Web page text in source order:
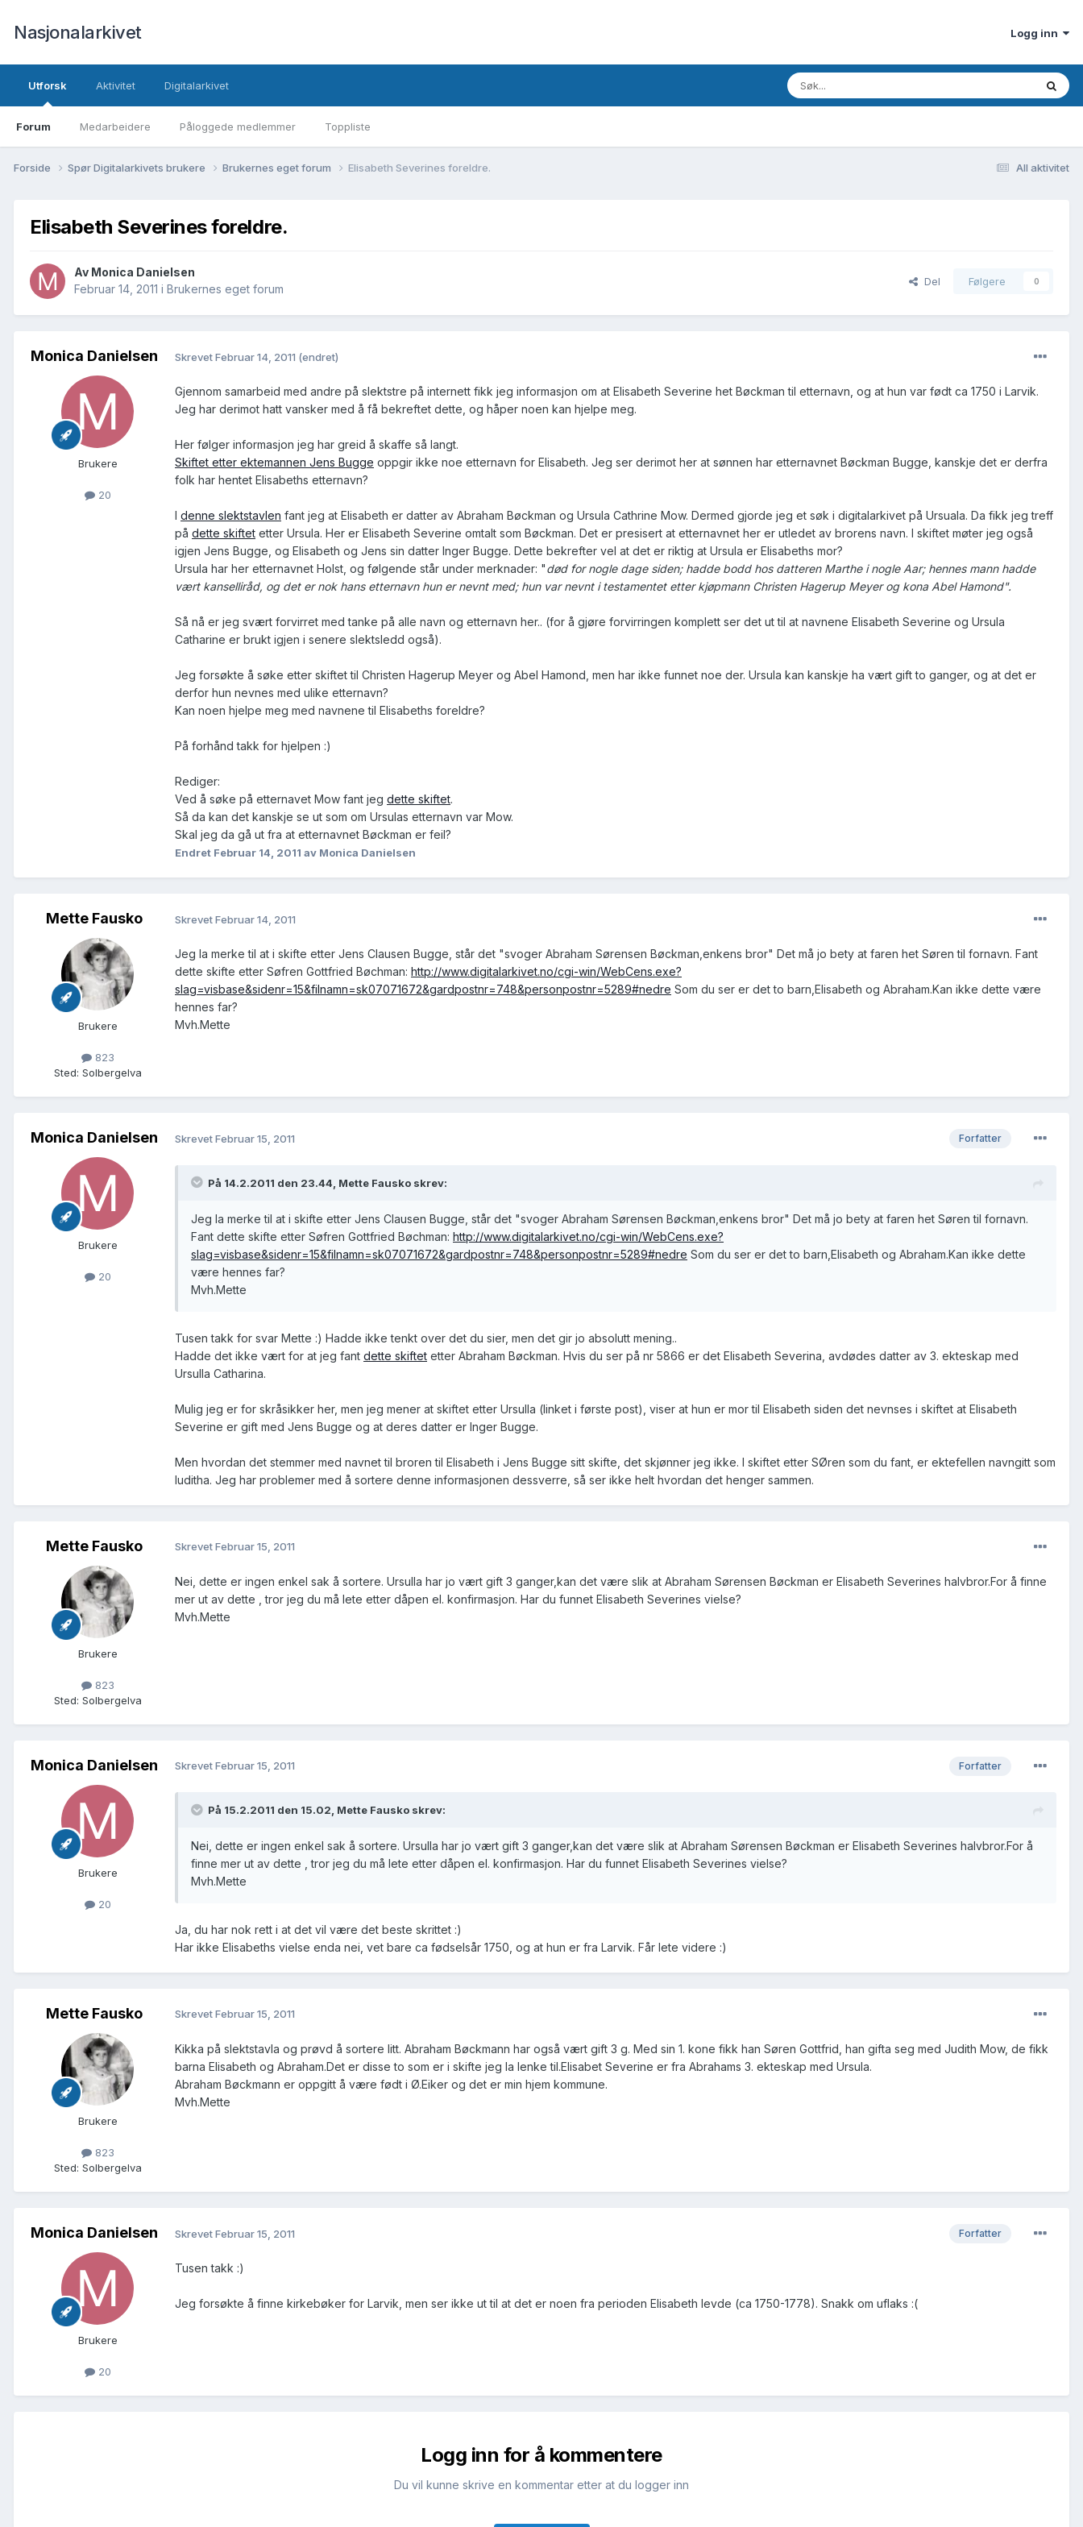
Nasjonalarkivet Logg inn
Utforsk
Forum Medarbeidere Påloggede medlemmer Toppliste
Aktivitet Digitalarkivet
All aktivitet
Forside Spør Digitalarkivets brukere Brukernes eget forum Elisabeth Severines foreldre.
Elisabeth Severines foreldre.
Av Monica Danielsen
Februar 14, 2011 i Brukernes eget forum
Del Følgere 0
Monica Danielsen
Brukere
20
SkrevetFebruar 14, 2011 (endret)
Gjennom samarbeid med andre på slektstre på internett fikk jeg informasjon om at Elisabeth Severine het Bøckman til etternavn, og at hun var født ca 1750 i Larvik.
Jeg har derimot hatt vansker med å få bekreftet dette, og håper noen kan hjelpe meg.
Her følger informasjon jeg har greid å skaffe så langt.
Skiftet etter ektemannen Jens Bugge oppgir ikke noe etternavn for Elisabeth. Jeg ser derimot her at sønnen har etternavnet Bøckman Bugge, kanskje det er derfra
folk har hentet Elisabeths etternavn?
I denne slektstavlen fant jeg at Elisabeth er datter av Abraham Bøckman og Ursula Cathrine Mow. Dermed gjorde jeg et søk i digitalarkivet på Ursuala. Da fikk jeg treff
på dette skiftet etter Ursula. Her er Elisabeth Severine omtalt som Bøckman. Det er presisert at etternavnet her er utledet av brorens navn. I skiftet møter jeg også
igjen Jens Bugge, og Elisabeth og Jens sin datter Inger Bugge. Dette bekrefter vel at det er riktig at Ursula er Elisabeths mor?
Ursula har her etternavnet Holst, og følgende står under merknader: "død for nogle dage siden; hadde bodd hos datteren Marthe i nogle Aar; hennes mann hadde
vært kanselliråd, og det er nok hans etternavn hun er nevnt med; hun var nevnt i testamentet etter kjøpmann Christen Hagerup Meyer og kona Abel Hamond".
Så nå er jeg svært forvirret med tanke på alle navn og etternavn her.. (for å gjøre forvirringen komplett ser det ut til at navnene Elisabeth Severine og Ursula
Catharine er brukt igjen i senere slektsledd også).
Jeg forsøkte å søke etter skiftet til Christen Hagerup Meyer og Abel Hamond, men har ikke funnet noe der. Ursula kan kanskje ha vært gift to ganger, og at det er
derfor hun nevnes med ulike etternavn?
Kan noen hjelpe meg med navnene til Elisabeths foreldre?
På forhånd takk for hjelpen :)
Rediger:
Ved å søke på etternavet Mow fant jeg dette skiftet.
Så da kan det kanskje se ut som om Ursulas etternavn var Mow.
Skal jeg da gå ut fra at etternavnet Bøckman er feil?
Endret Februar 14, 2011 av Monica Danielsen
Mette Fausko
Brukere
823
Sted: Solbergelva
SkrevetFebruar 14, 2011
Jeg la merke til at i skifte etter Jens Clausen Bugge, står det "svoger Abraham Sørensen Bøckman,enkens bror" Det må jo bety at faren het Søren til fornavn. Fant
dette skifte etter Søfren Gottfried Bøchman: http://www.digitalarkivet.no/cgi-win/WebCens.exe?
slag=visbase&sidenr=15&filnamn=sk07071672&gardpostnr=748&personpostnr=5289#nedre Som du ser er det to barn,Elisabeth og Abraham.Kan ikke dette være
hennes far?
Mvh.Mette
Monica Danielsen
Brukere
20
Forfatter
SkrevetFebruar 15, 2011
På 14.2.2011 den 23.44, Mette Fausko skrev:
Jeg la merke til at i skifte etter Jens Clausen Bugge, står det "svoger Abraham Sørensen Bøckman,enkens bror" Det må jo bety at faren het Søren til fornavn.
Fant dette skifte etter Søfren Gottfried Bøchman: http://www.digitalarkivet.no/cgi-win/WebCens.exe?
slag=visbase&sidenr=15&filnamn=sk07071672&gardpostnr=748&personpostnr=5289#nedre Som du ser er det to barn,Elisabeth og Abraham.Kan ikke dette
være hennes far?
Mvh.Mette
Tusen takk for svar Mette :) Hadde ikke tenkt over det du sier, men det gir jo absolutt mening..
Hadde det ikke vært for at jeg fant dette skiftet etter Abraham Bøckman. Hvis du ser på nr 5866 er det Elisabeth Severina, avdødes datter av 3. ekteskap med
Ursulla Catharina.
Mulig jeg er for skråsikker her, men jeg mener at skiftet etter Ursulla (linket i første post), viser at hun er mor til Elisabeth siden det nevnses i skiftet at Elisabeth
Severine er gift med Jens Bugge og at deres datter er Inger Bugge.
Men hvordan det stemmer med navnet til broren til Elisabeth i Jens Bugge sitt skifte, det skjønner jeg ikke. I skiftet etter SØren som du fant, er ektefellen navngitt som
Iuditha. Jeg har problemer med å sortere denne informasjonen dessverre, så ser ikke helt hvordan det henger sammen.
Mette Fausko
Brukere
823
Sted: Solbergelva
SkrevetFebruar 15, 2011
Nei, dette er ingen enkel sak å sortere. Ursulla har jo vært gift 3 ganger,kan det være slik at Abraham Sørensen Bøckman er Elisabeth Severines halvbror.For å finne
mer ut av dette , tror jeg du må lete etter dåpen el. konfirmasjon. Har du funnet Elisabeth Severines vielse?
Mvh.Mette
Monica Danielsen
Brukere
20
Forfatter
SkrevetFebruar 15, 2011
På 15.2.2011 den 15.02, Mette Fausko skrev:
Nei, dette er ingen enkel sak å sortere. Ursulla har jo vært gift 3 ganger,kan det være slik at Abraham Sørensen Bøckman er Elisabeth Severines halvbror.For å
finne mer ut av dette , tror jeg du må lete etter dåpen el. konfirmasjon. Har du funnet Elisabeth Severines vielse?
Mvh.Mette
Ja, du har nok rett i at det vil være det beste skrittet :)
Har ikke Elisabeths vielse enda nei, vet bare ca fødselsår 1750, og at hun er fra Larvik. Får lete videre :)
Mette Fausko
Brukere
823
Sted: Solbergelva
SkrevetFebruar 15, 2011
Kikka på slektstavla og prøvd å sortere litt. Abraham Bøckmann har også vært gift 3 g. Med sin 1. kone fikk han Søren Gottfrid, han gifta seg med Judith Mow, de fikk
barna Elisabeth og Abraham.Det er disse to som er i skifte jeg la lenke til.Elisabet Severine er fra Abrahams 3. ekteskap med Ursula.
Abraham Bøckmann er oppgitt å være født i Ø.Eiker og det er min hjem kommune.
Mvh.Mette
Monica Danielsen
Brukere
20
Forfatter
SkrevetFebruar 15, 2011
Tusen takk :)
Jeg forsøkte å finne kirkebøker for Larvik, men ser ikke ut til at det er noen fra perioden Elisabeth levde (ca 1750-1778). Snakk om uflaks :(
Logg inn for å kommentere
Du vil kunne skrive en kommentar etter at du logger inn